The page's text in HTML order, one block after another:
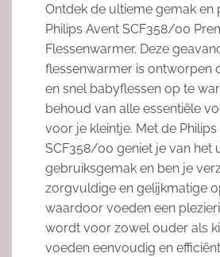
Ontdek de ultieme gemak en
Philips Avent SCF358/00
Flessenwarmer. Deze
flessenwarmer is ontworpen
en snel babyflessen op te
behoud van alle essentiële
voor je kleintje. Met de Philips
SCF358/00 geniet je van het
gebruiksgemak en ben je
zorgvuldige en gelijkmatige
waardoor voeden een
wordt voor zowel ouder als
voeden eenvoudig en